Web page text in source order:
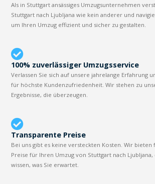
Als in Stuttgart ansässiges Umzugsunternehmen
Stuttgart nach Ljubljana wie kein anderer und
um Ihren Umzug effizient und sicher zu gestalten.
100% zuverlässiger Umzugsservice
Verlassen Sie sich auf unsere jahrelange Erfahrung
für höchste Kundenzufriedenheit. Wir stehen zu
Ergebnisse, die überzeugen.
Transparente Preise
Bei uns gibt es keine versteckten Kosten. Wir
Preise für Ihren Umzug von Stuttgart nach Ljubljana,
wissen, was Sie erwartet.